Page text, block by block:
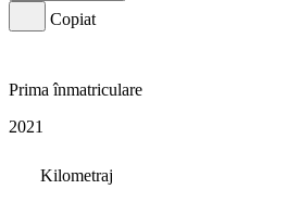
Copiat
Prima înmatriculare
2021
Kilometraj